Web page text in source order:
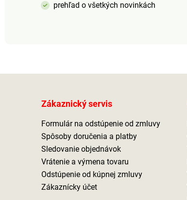
prehľad o všetkých novinkách
Zákaznický servis
Formulár na odstúpenie od zmluvy
Spôsoby doručenia a platby
Sledovanie objednávok
Vrátenie a výmena tovaru
Odstúpenie od kúpnej zmluvy
Zákaznícky účet